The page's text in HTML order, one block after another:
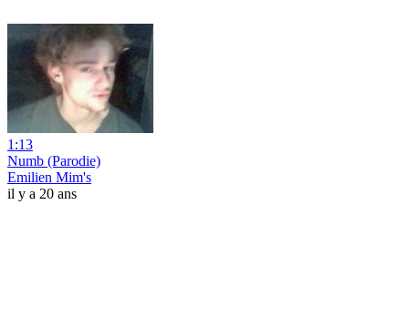
1:13
Numb (Parodie)
Emilien Mim's
il y a 20 ans